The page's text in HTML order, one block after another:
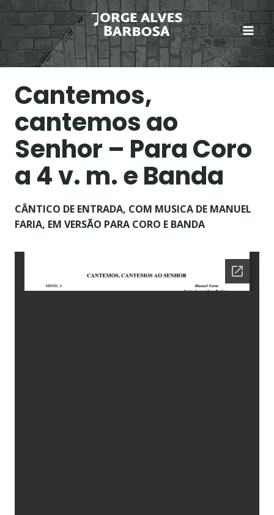
Skip
to
content
Cantemos,
cantemos ao
Senhor – Para Coro
a 4 v. m. e Banda
CÂNTICO DE ENTRADA, COM MUSICA DE MANUEL
FARIA, EM VERSÃO PARA CORO E BANDA